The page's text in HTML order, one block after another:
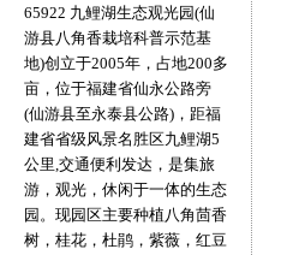
65922 九鲤湖生态观光园(仙
游县八角香栽培科普示范基
地)创立于2005年，占地200多
亩，位于福建省仙永公路旁
(仙游县至永泰县公路)，距福
建省省级风景名胜区九鲤湖5
公里,交通便利发达，是集旅
游，观光，休闲于一体的生态
园。现园区主要种植八角茴香
树，桂花，杜鹃，紫薇，红豆